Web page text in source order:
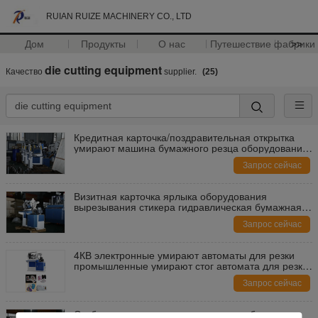
RUIAN RUIZE MACHINERY CO., LTD
Дом Продукты О нас Путешествие фабрики
>>
Качество die cutting equipment supplier. (25)
Кредитная карточка/поздравительная открытка
умирают машина бумажного резца оборудования
Запрос сейчас
Визитная карточка ярлыка оборудования
вырезывания стикера гидравлическая бумажная
Запрос сейчас
4КВ электронные умирают автоматы для резки
промышленные умирают стог автомата для резки
Запрос сейчас
Стабилизированные автоматические бумажные